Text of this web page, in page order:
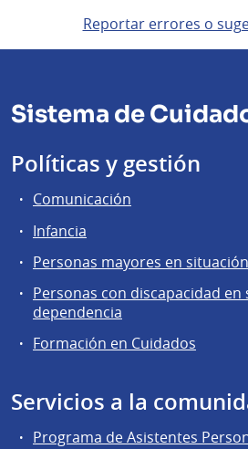
Reportar errores o
Sistema de
Políticas y gestión
Comunicación
Infancia
Personas mayores en
Personas con discapacidad
dependencia
Formación en Cuidados
Servicios a la
Programa de Asistentes